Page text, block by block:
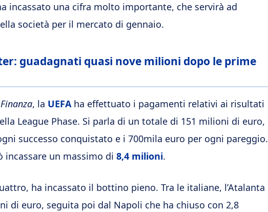
incassato una cifra molto importante, che servirà ad
società per il mercato di gennaio.
guadagnati quasi nove milioni dopo le prime
, la UEFAha effettuato i pagamenti relativi ai risultati
League Phase. Si parla di un totale di 151 milioni di euro,
successo conquistato e i 700mila euro per ogni pareggio.
incassare un massimo di 8,4 milioni.
ha incassato il bottino pieno. Tra le italiane, l’Atalanta
di euro, seguita poi dal Napoli che ha chiuso con 2,8